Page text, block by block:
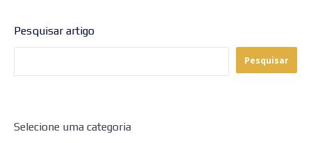
Pesquisar artigo
Pesquisar
Selecione uma categoria